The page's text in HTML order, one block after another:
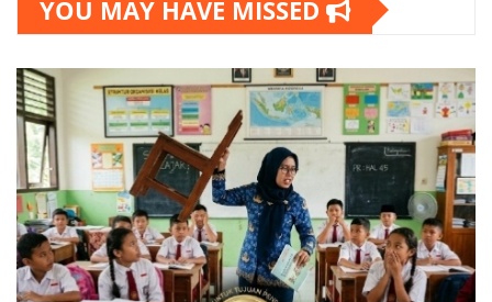
YOU MAY HAVE MISSED